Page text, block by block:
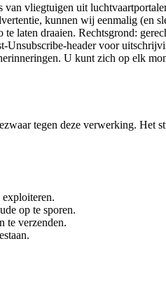
van vliegtuigen uit
kunnen wij eenmalig
te laten draaien. Rechtsgrond:
header voor
U kunt zich op elk
tegen deze verwerking.
exploiteren.
op te sporen.
te verzenden.